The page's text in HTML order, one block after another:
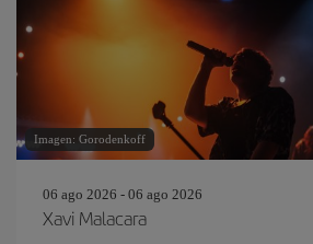
Imagen: Gorodenkoff
06 ago 2026 - 06 ago 2026
Xavi Malacara